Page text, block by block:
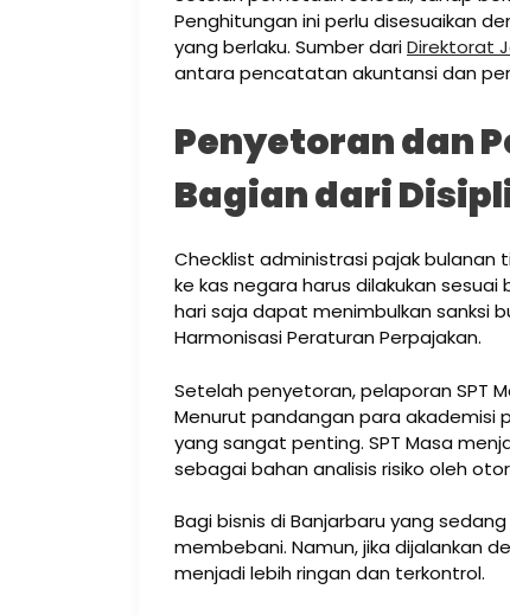
Penghitungan ini perlu disesuaikan
yang berlaku. Sumber dariDirektorat
antara pencatatan akuntansi dan
Penyetoran dan
Bagian dari
Checklist administrasi pajak
ke kas negara harus dilakukan
hari saja dapat menimbulkan sanksi
Harmonisasi Peraturan Perpajakan.
Setelah penyetoran, pelaporan SPT
Menurut pandangan para akademisi
yang sangat penting. SPT Masa
sebagai bahan analisis risiko oleh
Bagi bisnis di Banjarbaru yang
membebani. Namun, jika dijalankan
menjadi lebih ringan dan terkontrol.